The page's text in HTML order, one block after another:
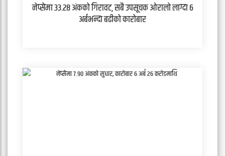
नेप्सेमा ३३.२८ अंकको गिरावट, सबै उपसूचक ओरालो लाग्दा ६
अर्बभन्दा बढीको कारोबार